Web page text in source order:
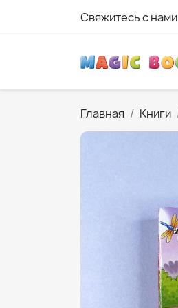
Свяжитесь с нами
Главная Книги